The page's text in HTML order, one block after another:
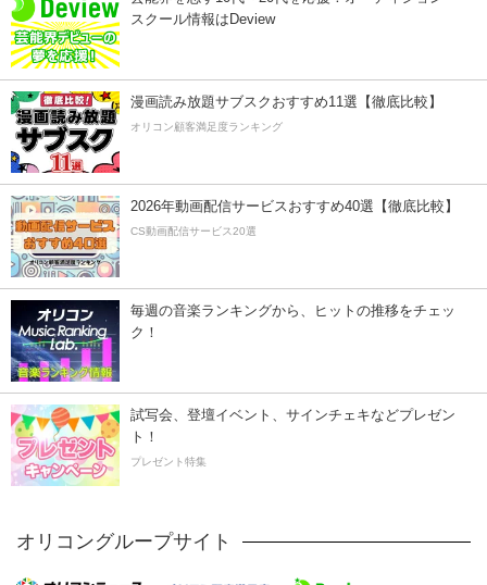
スクール情報はDeview
漫画読み放題サブスクおすすめ11選【徹底比較】
オリコン顧客満足度ランキング
2026年動画配信サービスおすすめ40選【徹底比較】
CS動画配信サービス20選
毎週の音楽ランキングから、ヒットの推移をチェッ
ク！
試写会、登壇イベント、サインチェキなどプレゼン
ト！
プレゼント特集
オリコングループサイト